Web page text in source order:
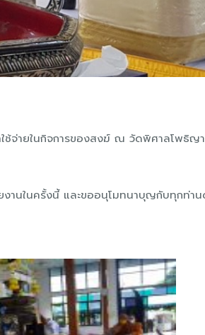
ช้จ่ายในกิจการของสงฆ์ ณ วัดพิศาลโพธิญ
งานในครั้งนี้ และขออนุโมทนาบุญกับทุกท่า